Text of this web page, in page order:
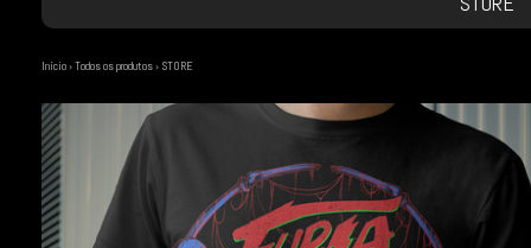
Início›Todos os produtos› STORE